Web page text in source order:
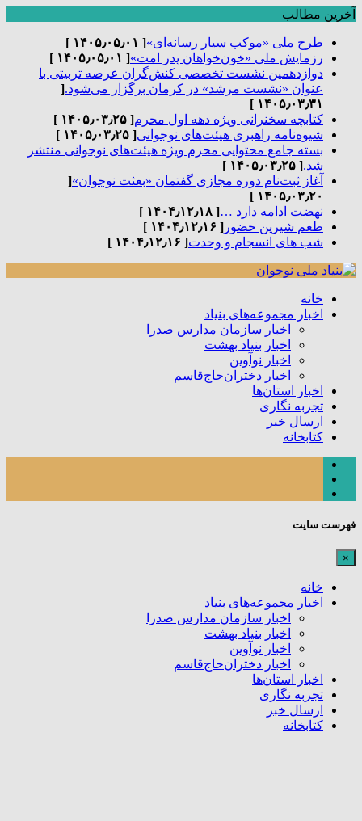
آخرین مطالب
طرح ملی «موکب سیار رسانه‌ای»[ ۱۴۰۵٫۰۵٫۰۱ ]
رزمایش ملی «خون‌خواهان پدر امت»[ ۱۴۰۵٫۰۵٫۰۱ ]
دوازدهمین نشست تخصصی کنش‌گران عرصه تربیتی با
عنوان «نشست مرشد» در کرمان برگزار می‌شود.[
۱۴۰۵٫۰۳٫۳۱ ]
کتابچه سخنرانی ویژه دهه اول محرم[ ۱۴۰۵٫۰۳٫۲۵ ]
شیوه‌نامه راهبری هیئت‌های نوجوانی[ ۱۴۰۵٫۰۳٫۲۵ ]
بسته جامع محتوایی محرم ویژه هیئت‌های نوجوانی منتشر
شد.[ ۱۴۰۵٫۰۳٫۲۵ ]
آغاز ثبت‌نام دوره مجازی گفتمان «بعثت نوجوان»[
۱۴۰۵٫۰۳٫۲۰ ]
نهضت ادامه دارد …[ ۱۴۰۴٫۱۲٫۱۸ ]
طعم شیرین حضور [ ۱۴۰۴٫۱۲٫۱۶ ]
شب های انسجام و وحدت[ ۱۴۰۴٫۱۲٫۱۶ ]
خانه
اخبار مجموعه‌های بنیاد
اخبار سازمان مدارس صدرا
اخبار بنیاد بهشت
اخبار نوآوین
اخبار دختران‌حاج‌قاسم
اخبار استان‌ها
تجربه نگاری
ارسال خبر
کتابخانه
فهرست سایت
×
خانه
اخبار مجموعه‌های بنیاد
اخبار سازمان مدارس صدرا
اخبار بنیاد بهشت
اخبار نوآوین
اخبار دختران‌حاج‌قاسم
اخبار استان‌ها
تجربه نگاری
ارسال خبر
کتابخانه